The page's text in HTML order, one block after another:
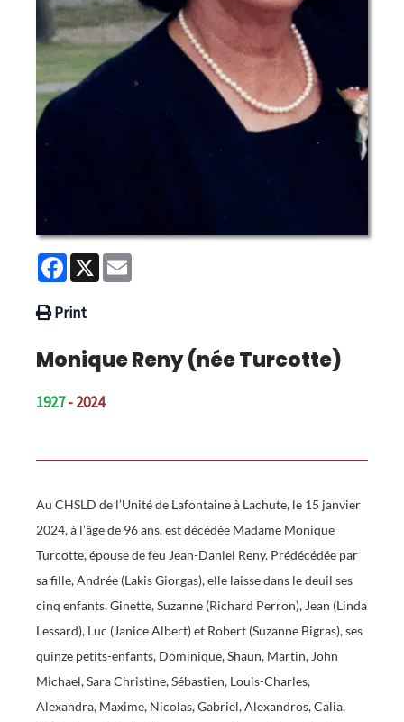
Facebook
X
Print
Monique Reny (née Turcotte)
1927- 2024
Au CHSLD de l’Unité de Lafontaine à Lachute, le 15 janvier
2024, à l’âge de 96 ans, est décédée Madame Monique
Turcotte, épouse de feu Jean-Daniel Reny. Prédécédée par
sa fille, Andrée (Lakis Giorgas), elle laisse dans le deuil ses
cinq enfants, Ginette, Suzanne (Richard Perron), Jean (Linda
Lessard), Luc (Janice Albert) et Robert (Suzanne Bigras), ses
quinze petits-enfants, Dominique, Shaun, Martin, John
Michael, Sara Christine, Sébastien, Louis-Charles,
Alexandra, Maxime, Nicolas, Gabriel, Alexandros, Calia,